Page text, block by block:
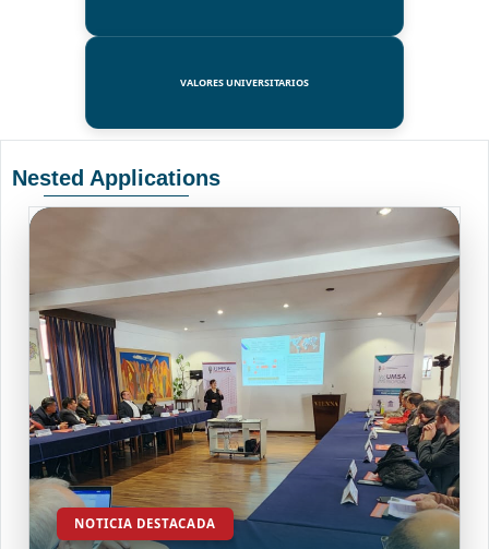
VALORES UNIVERSITARIOS
Nested Applications
NOTICIA DESTACADA